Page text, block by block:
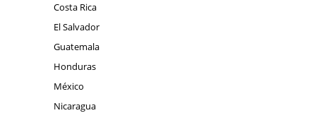
Costa Rica
El Salvador
Guatemala
Honduras
México
Nicaragua